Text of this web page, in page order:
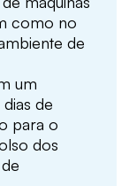
como no
de
um
de
para o
dos